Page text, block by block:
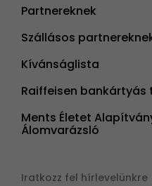
Partnereknek
Szállásos
Kívánságlista
Raiffeisen
Ments Életet
Álomvarázsló
Iratkozz fel hírlevelünkre